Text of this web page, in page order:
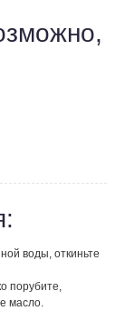
воды, откиньте
порубите,
масло.